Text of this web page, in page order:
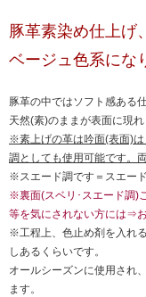
豚革素染め仕上げ
ベージュ色系にな
豚革の中ではソフト感ある
天然(素)のままが表面に現
※素上げの革は吟面(表面)
調としても使用可能です。
※スエード調です＝スエー
※裏面(スベリ･スエード調)
等を気にされない方には⇒
※工程上、色止め剤を入れ
しあるくらいです。
オールシーズンに使用され
ます。